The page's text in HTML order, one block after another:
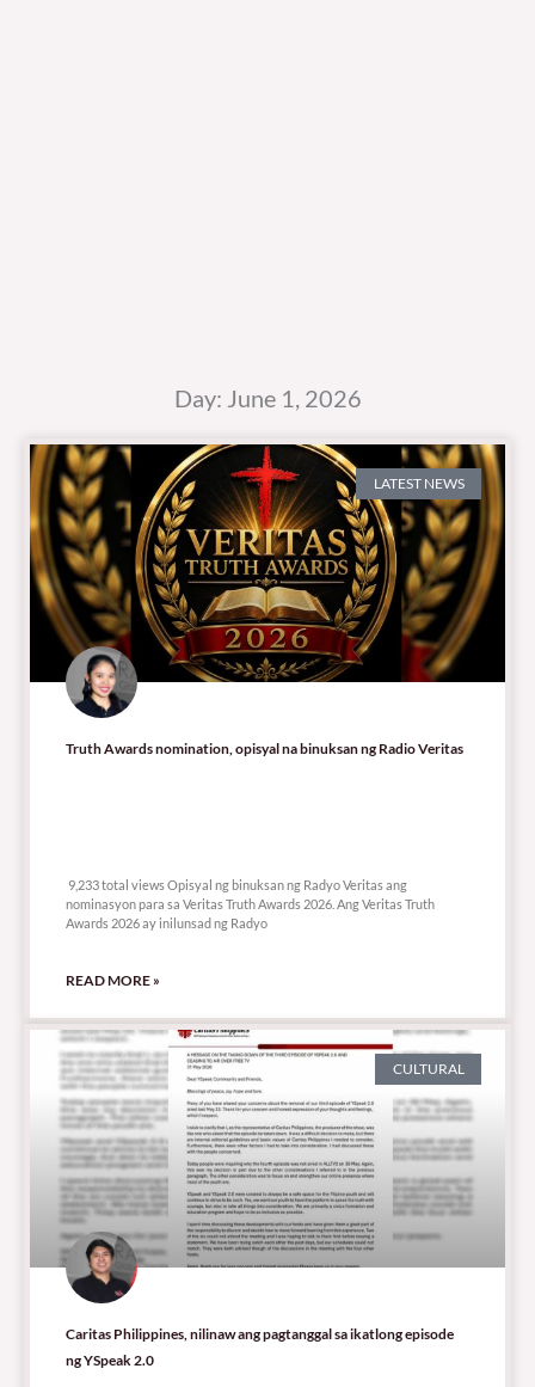
Day: June 1, 2026
LATEST NEWS
Truth Awards nomination, opisyal na binuksan ng Radio Veritas
9,233 total views Opisyal ng binuksan ng Radyo Veritas ang
nominasyon para sa Veritas Truth Awards 2026. Ang Veritas Truth
Awards 2026 ay inilunsad ng Radyo
READ MORE »
CULTURAL
Caritas Philippines, nilinaw ang pagtanggal sa ikatlong episode
ng YSpeak 2.0